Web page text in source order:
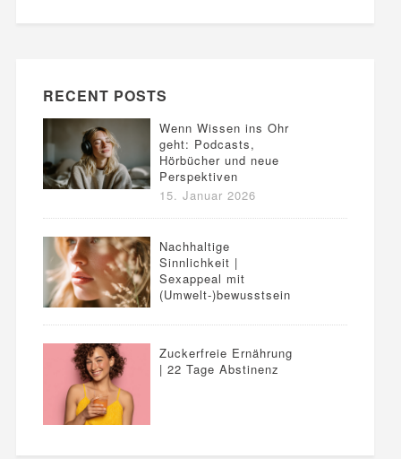
RECENT POSTS
Wenn Wissen ins Ohr
geht: Podcasts,
Hörbücher und neue
Perspektiven
15. Januar 2026
Nachhaltige
Sinnlichkeit |
Sexappeal mit
(Umwelt-)bewusstsein
Zuckerfreie Ernährung
| 22 Tage Abstinenz